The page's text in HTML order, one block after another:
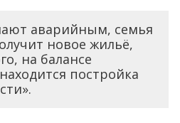
аварийным, семья
новое жильё,
на балансе
постройка